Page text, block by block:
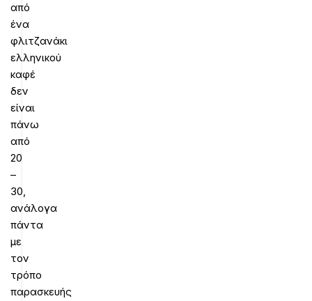
από
ένα
φλιτζανάκι
ελληνικού
καφέ
δεν
είναι
πάνω
από
20
–
30,
ανάλογα
πάντα
με
τον
τρόπο
παρασκευής